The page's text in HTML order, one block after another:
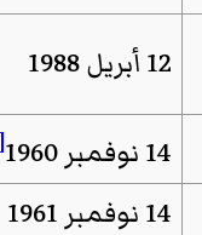
12 أبريل 1988
14 نوفمبر 1960
14 نوفمبر 1961